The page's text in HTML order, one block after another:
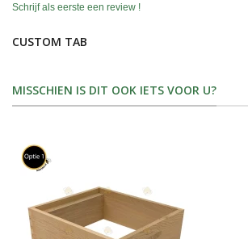
Schrijf als eerste een review !
CUSTOM TAB
MISSCHIEN IS DIT OOK IETS VOOR U?